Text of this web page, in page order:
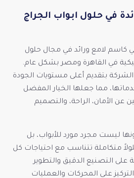
في حلول ابواب الجراج
كاسم لامع ورائد في مجال حلول
في القاهرة ومصر بشكل عام.
بتقديم أعلى مستويات الجودة
مما جعلها الخيار المفضل
عن الأمان، الراحة، والتصميم
ليست مجرد مورد للأبواب، بل
متكاملة تتناسب مع احتياجات كل
التصنيع الدقيق والتطوير
على المحركات والعمليات